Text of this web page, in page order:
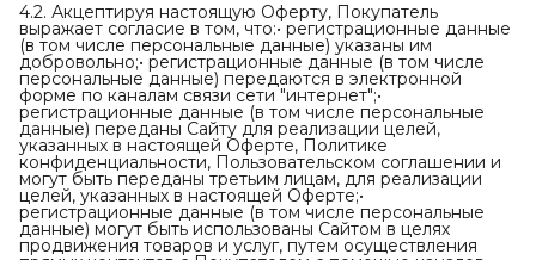
4.2. Акцептируя настоящую Оферту, Покупатель
выражает согласие в том, что:• регистрационные данные
(в том числе персональные данные) указаны им
добровольно;• регистрационные данные (в том числе
персональные данные) передаются в электронной
форме по каналам связи сети "интернет";•
регистрационные данные (в том числе персональные
данные) переданы Сайту для реализации целей,
указанных в настоящей Оферте, Политике
конфиденциальности, Пользовательском соглашении и
могут быть переданы третьим лицам, для реализации
целей, указанных в настоящей Оферте;•
регистрационные данные (в том числе персональные
данные) могут быть использованы Сайтом в целях
продвижения товаров и услуг, путем осуществления